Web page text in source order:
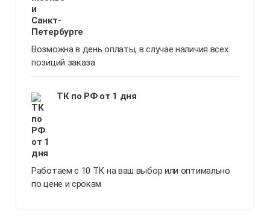
Возможна в день оплаты, в случае наличия всех
позиций заказа
ТК по РФ от 1 дня
Работаем с 10 ТК на ваш выбор или оптимально
по цене и срокам